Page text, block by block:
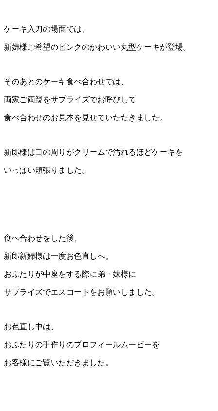
ケーキ入刀の場面では、
新婦様ご希望のピンクのかわいい丸型ケーキが登場。
そのあとのケーキ食べ合わせでは、
両家ご両親をサプライズでお呼びして
食べ合わせのお見本を見せていただきました。
新郎様は口の周りがクリームで汚れるほどケーキを
いっぱい頬張りました。
食べ合わせをした後、
新郎新婦様は一度お色直しへ。
おふたりが中座をする際に弟・妹様に
サプライズでエスコートをお願いしました。
お色直し中は、
おふたりの手作りのプロフィールムービーを
お客様にご覧いただきました。